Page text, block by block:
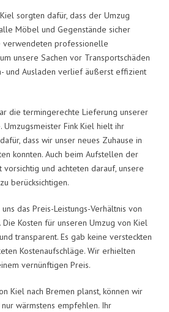
sorgten dafür, dass der Umzug
Möbel und Gegenstände sicher
verwendeten professionelle
unsere Sachen vor Transportschäden
und Ausladen verlief äußerst effizient
die termingerechte Lieferung unserer
Umzugsmeister Fink Kiel hielt ihr
dass wir unser neues Zuhause in
konnten. Auch beim Aufstellen der
und achteten darauf, unsere
berücksichtigen.
das Preis-Leistungs-Verhältnis von
Die Kosten für unseren Umzug von Kiel
transparent. Es gab keine versteckten
Kostenaufschläge. Wir erhielten
vernünftigen Preis.
Kiel nach Bremen planst, können wir
wärmstens empfehlen. Ihr